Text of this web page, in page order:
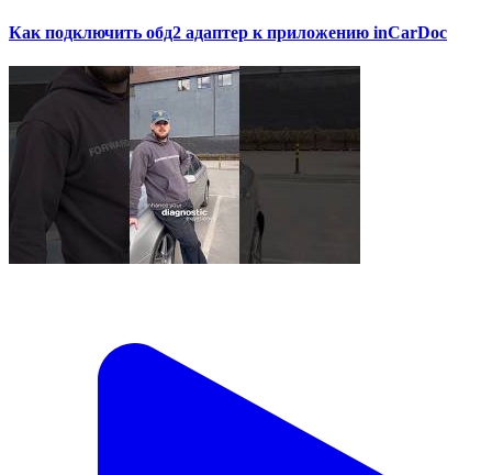
Как подключить обд2 адаптер к приложению inCarDoc